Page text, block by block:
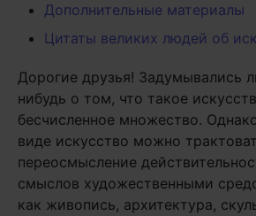
Дополнительные материалы
Цитаты великих людей об
Дорогие друзья! Задумывались
нибудь о том, что такое
бесчисленное множество.
виде искусство можно
переосмысление
смыслов художественными
как живопись, архитектура,